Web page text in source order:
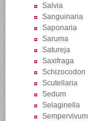
Salvia
Sanguinaria
Saponaria
Saruma
Satureja
Saxifraga
Schizocodon
Scutellaria
Sedum
Selaginella
Sempervivum